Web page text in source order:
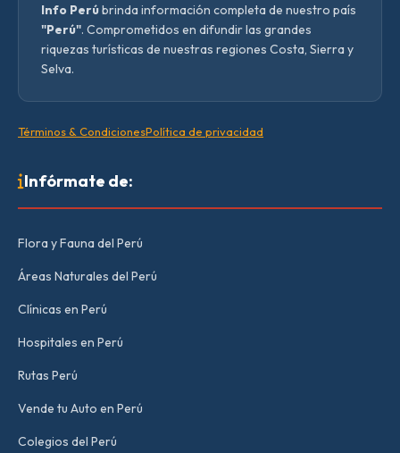
Info Perúbrinda información completa de nuestro país
"Perú". Comprometidos en difundir las grandes
riquezas turísticas de nuestras regiones Costa, Sierra y
Selva.
Términos & CondicionesPolítica de privacidad
Infórmate de:
Flora y Fauna del Perú
Áreas Naturales del Perú
Clínicas en Perú
Hospitales en Perú
Rutas Perú
Vende tu Auto en Perú
Colegios del Perú